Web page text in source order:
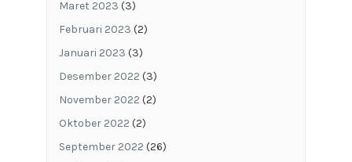
Maret 2023 (3)
Februari 2023 (2)
Januari 2023 (3)
Desember 2022 (3)
November 2022 (2)
Oktober 2022 (2)
September 2022 (26)